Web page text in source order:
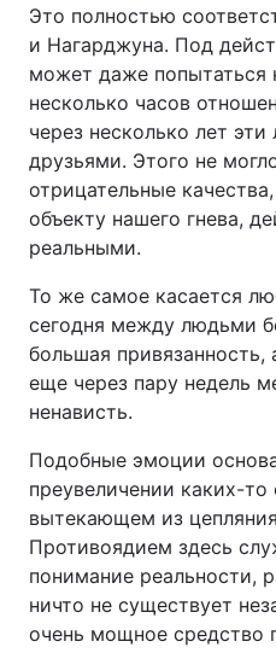
Это полностью
и Нагарджуна. Под
может даже попытаться
несколько часов
через несколько лет
друзьями. Этого не
отрицательные
объекту нашего гнева,
реальными.
То же самое касается
сегодня между людьми
большая привязанность,
еще через пару недель
ненависть.
Подобные эмоции
преувеличении каких-то
вытекающем из
Противоядием здесь
понимание реальности,
ничто не существует
очень мощное средство